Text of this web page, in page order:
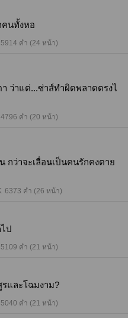
กคนทั้งหอ
5914 คำ (24 หน้า)
4796 คำ (20 หน้า)
6373 คำ (26 หน้า)
ไป
5109 คำ (21 หน้า)
สูรและโฉมงาม?
5040 คำ (21 หน้า)